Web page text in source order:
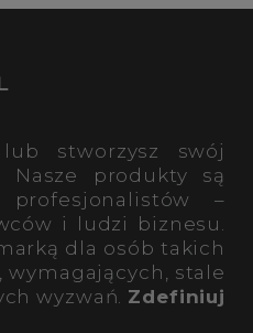
stworzysz swój
Nasze produkty są
–
i ludzi biznesu.
dla osób takich
wymagających, stale
wyzwań. Zdefiniuj